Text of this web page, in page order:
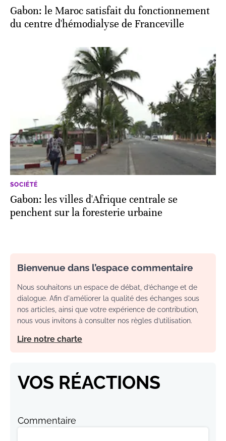
Gabon: le Maroc satisfait du fonctionnement
du centre d'hémodialyse de Franceville
SOCIÉTÉ
Gabon: les villes d'Afrique centrale se
penchent sur la foresterie urbaine
Bienvenue dans l’espace commentaire
Nous souhaitons un espace de débat, d’échange et de
dialogue. Afin d'améliorer la qualité des échanges sous
nos articles, ainsi que votre expérience de contribution,
nous vous invitons à consulter nos règles d’utilisation.
Lire notre charte
VOS RÉACTIONS
Commentaire